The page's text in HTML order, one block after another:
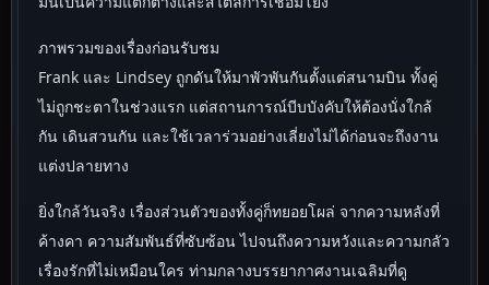
ภาพรวมของเรื่องก่อนรับชม
Frank และ Lindsey ถูกดันให้มาพัวพันกันตั้งแต่สนามบิน ทั้งคู่
ไม่ถูกชะตาในช่วงแรก แต่สถานการณ์บีบบังคับให้ต้องนั่งใกล้
กัน เดินสวนกัน และใช้เวลาร่วมอย่างเลี่ยงไม่ได้ก่อนจะถึงงาน
แต่งปลายทาง
ยิ่งใกล้วันจริง เรื่องส่วนตัวของทั้งคู่ก็ทยอยโผล่ จากความหลังที่
ค้างคา ความสัมพันธ์ที่ซับซ้อน ไปจนถึงความหวังและความกลัว
เรื่องรักที่ไม่เหมือนใคร ท่ามกลางบรรยากาศงานเฉลิมที่ดู